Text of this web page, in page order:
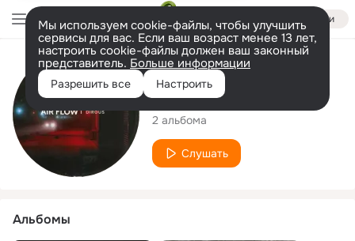
Войти
Мы используем cookie-файлы, чтобы улучшить
сервисы для вас. Если ваш возраст менее 13 лет,
настроить cookie-файлы должен ваш законный
представитель. Больше информации
Разрешить все Настроить
Исполнитель
DIROUS
2 альбома
Слушать
Альбомы